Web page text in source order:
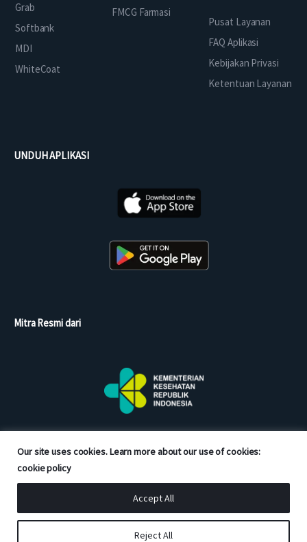
Our site uses cookies. Learn more about our use of cookies:
cookie policy
Reject All
Accept All
Grab
Softbank
MDI
WhiteCoat
FMCG Farmasi
Pusat Layanan
FAQ Aplikasi
Kebijakan Privasi
Ketentuan Layanan
UNDUH APLIKASI
Mitra Resmi dari
Copyright © 2026 Good Doctor. All rights reserved.